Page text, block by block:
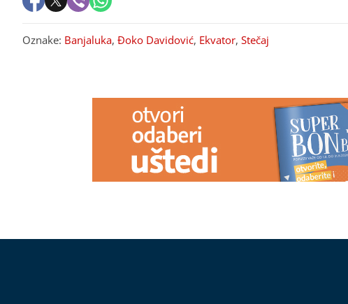
Oznake: Banjaluka, Đoko Davidović, Ekvator, Stečaj
očekuje povećanje od ukupno 10
petlje u Banjaluci